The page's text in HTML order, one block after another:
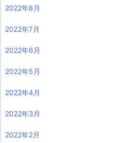
2022年8月
2022年7月
2022年6月
2022年5月
2022年4月
2022年3月
2022年2月